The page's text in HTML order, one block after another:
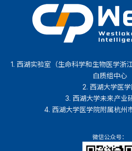
1. 西湖实验室（生命科学和生物医学浙
白质组中心
2. 西湖大学医
3. 西湖大学未来产业
4. 西湖大学医学院附属杭州
微信公众号：